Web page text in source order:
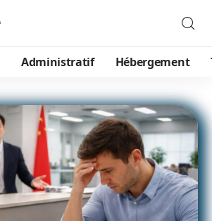
Administratif Hébergement